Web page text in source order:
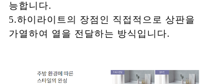
능합니다.
5.하이라이트의 장점인 직접적으로 상판을
가열하여 열을 전달하는 방식입니다.